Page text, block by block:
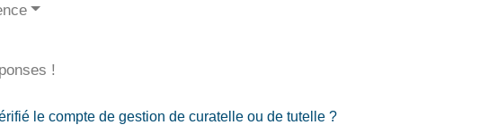
!
le compte de gestion de curatelle ou de tutelle ?